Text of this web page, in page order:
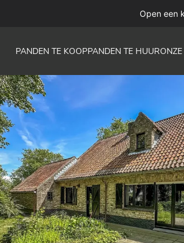
Open een
PANDEN TE KOOPPANDEN TE HUUR